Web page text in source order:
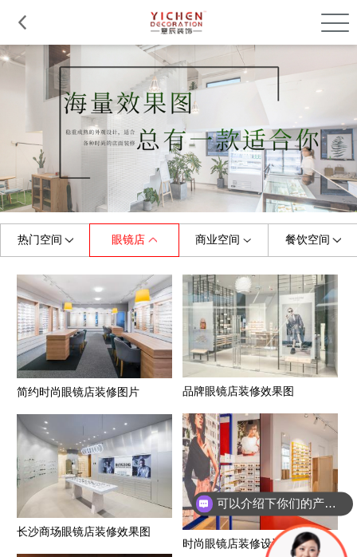
热门空间
全部 门头 美容/美甲店 早教机构
小吃店 茶饮店 甜品店 办公室
服装店
眼镜店
全部 珠宝店 童装店 婚纱店
水果店 理发店 母婴店 鞋店
花店 眼镜店 面包店 其他
商业空间
全部 展厅 商场 摄影店
健身房 便利店 游泳馆 幼儿园
培训学校 其他
餐饮空间
全部 烤肉店 中餐厅 西餐厅
料理店 快餐厅 咖啡店 火锅店
茶餐厅 主题餐厅
简约时尚眼镜店装修图片 品牌眼镜店装修效果图
时尚眼镜店装修设计图片
长沙商场眼镜店装修效果图
可以介绍下你们的产品么？